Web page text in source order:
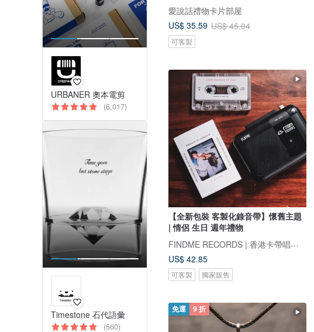
URBANER 奧本電剪
(6,017)
Timestone 石代語彙
(560)
愛說話禮物卡片部屋
US$ 35.59 US$ 45.04
可客製
【全新包裝 客製化錄音帶】懷舊主題
| 情侶 生日 週年禮物
FINDME RECORDS | 香港卡帶唱片生活店
US$ 42.85
可客製 獨家販售
免運 9 折